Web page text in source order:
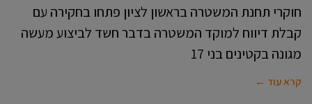
חוקרי תחנת המשטרה בראשון לציון פתחו בחקירה עם
קבלת דיווח למוקד המשטרה בדבר חשד לביצוע מעשה
מגונה בקטינים בני 17
קרא עוד ←